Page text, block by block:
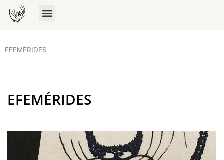
EFEMÉRIDES
EFEMÉRIDES